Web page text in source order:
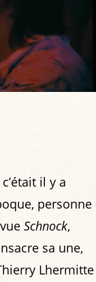
il y a
personne
Schnock,
sa une,
Lhermitte